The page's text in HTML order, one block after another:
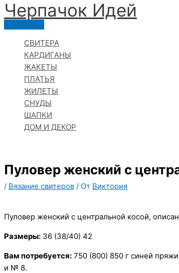
Перейти
к
Черпачoк Идей
Главное
СВИТЕРА
КАРДИГАНЫ
ЖАКЕТЫ
ПЛАТЬЯ
ЖИЛЕТЫ
СНУДЫ
ШАПКИ
ДОМ И ДЕКОР
Пуловер женский с
/ Вязание свитеров / От Виктория
Пуловер женский с центральной косой,
Размеры: 36 (38/40) 42
Вам потребуется: 750 (800) 850 г синей
и № 8.